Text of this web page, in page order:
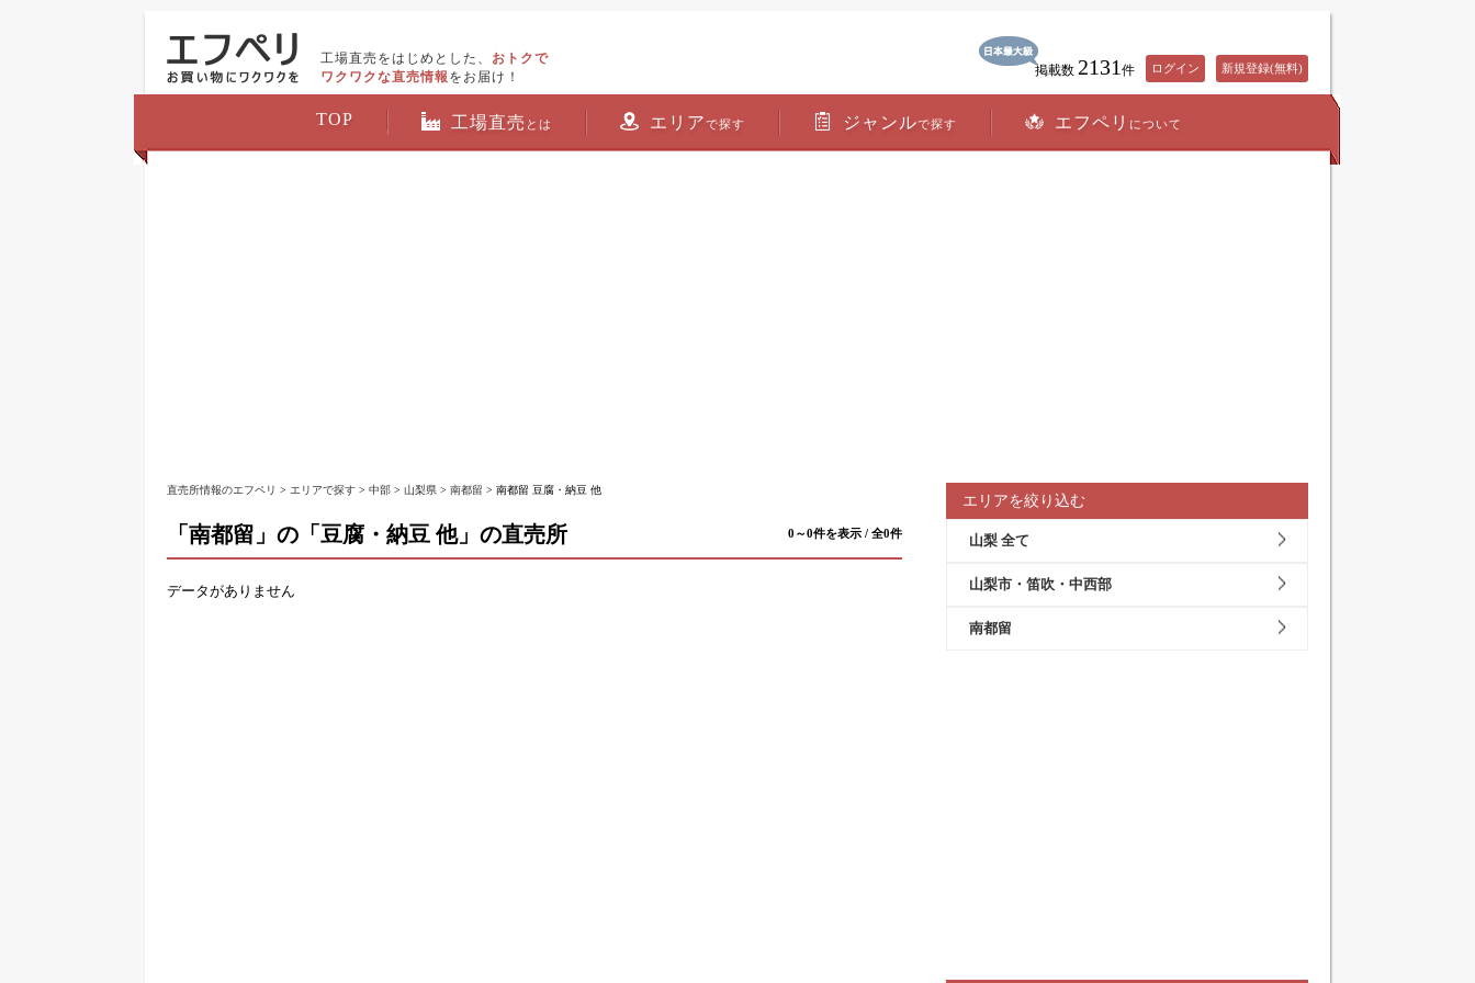
工場直売をはじめとした、 おトクで
ワクワクな直売情報 をお届け！ 掲載数 2131 件 ログイン 新規登録(無料)
TOP 工場直売 とは エリアで探す ジャンルで探す エフペリ について
直売所情報のエフペリ > エリアで探す > 中部 > 山梨県 > 南都留 > 南都留 豆腐・納豆 他
「南都留」の「豆腐・納豆 他」の直売所 0～0件を表示 / 全0件
データがありません
エリアを絞り込む
山梨 全て
山梨市・笛吹・中西部
南都留